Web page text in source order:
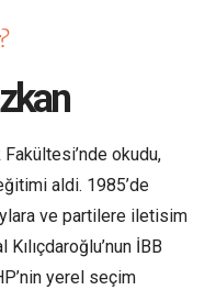
okudu,
aldi. 1985’de
ve partilere iletisim
Kılıçdaroğlu’nun İBB
yerel seçim